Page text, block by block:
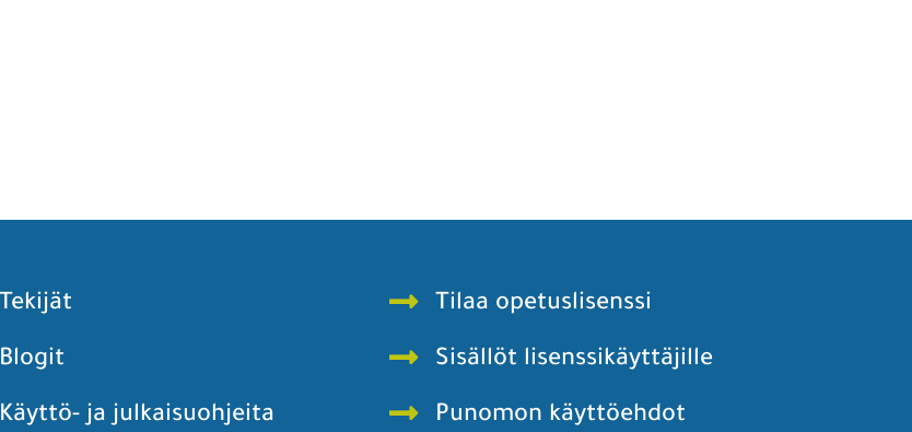
Tekijät
Blogit
Käyttö- ja julkaisuohjeita
Tilaa opetuslisenssi
Sisällöt lisenssikäyttäjille
Punomon käyttöehdot